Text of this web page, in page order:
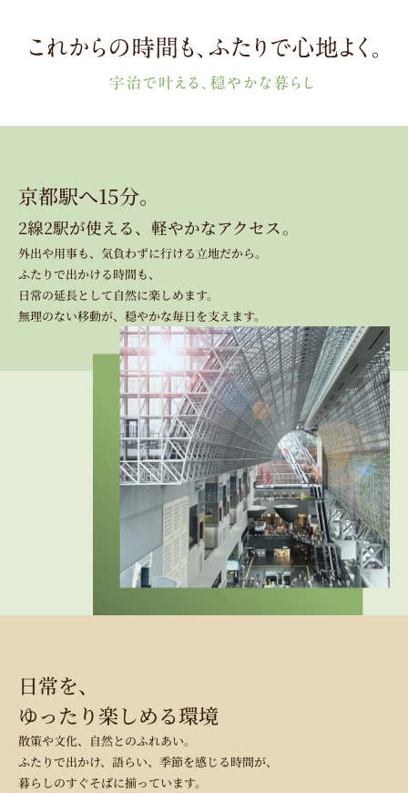
京都駅へ15分。
2線2駅が使える、軽やかなアクセス。
外出や用事も、気負わずに行ける立地だから。
ふたりで出かける時間も、
日常の延長として自然に楽しめます。
無理のない移動が、穏やかな毎日を支えます。
日常を、
ゆったり楽しめる環境
散策や文化、自然とのふれあい。
ふたりで出かけ、語らい、季節を感じる時間が、
暮らしのすぐそばに揃っています。